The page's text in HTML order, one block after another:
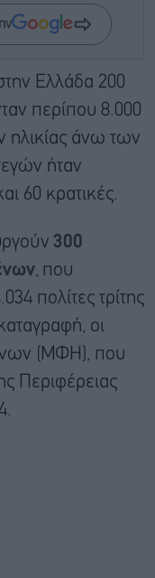
Ελλάδα 200
περίπου 8.000
ηλικίας άνω των
ήταν
60 κρατικές.
300
, που
πολίτες τρίτης
οι
(ΜΦΗ), που
Περιφέρειας